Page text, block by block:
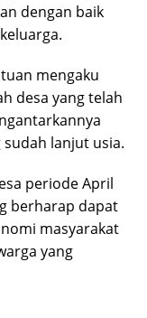
dengan baik
mengaku
desa yang telah
lanjut usia.
periode April
berharap dapat
masyarakat
yang